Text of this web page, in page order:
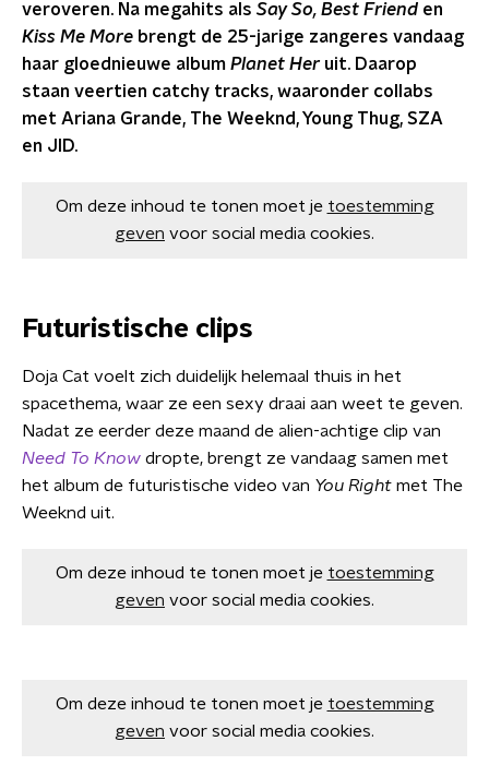
veroveren. Na megahits als Say So, Best Friend en
Kiss Me More brengt de 25-jarige zangeres vandaag
haar gloednieuwe album Planet Her uit. Daarop
staan veertien catchy tracks, waaronder collabs
met Ariana Grande, The Weeknd, Young Thug, SZA
en JID.
Om deze inhoud te tonen moet je toestemming
geven voor social media cookies.
Futuristische clips
Doja Cat voelt zich duidelijk helemaal thuis in het
spacethema, waar ze een sexy draai aan weet te geven.
Nadat ze eerder deze maand de alien-achtige clip van
Need To Know dropte, brengt ze vandaag samen met
het album de futuristische video van You Right met The
Weeknd uit.
Om deze inhoud te tonen moet je toestemming
geven voor social media cookies.
Om deze inhoud te tonen moet je toestemming
geven voor social media cookies.